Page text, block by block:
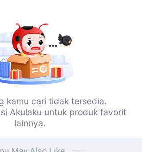
kamu cari tidak tersedia.
Akulaku untuk produk favorit
lainnya.